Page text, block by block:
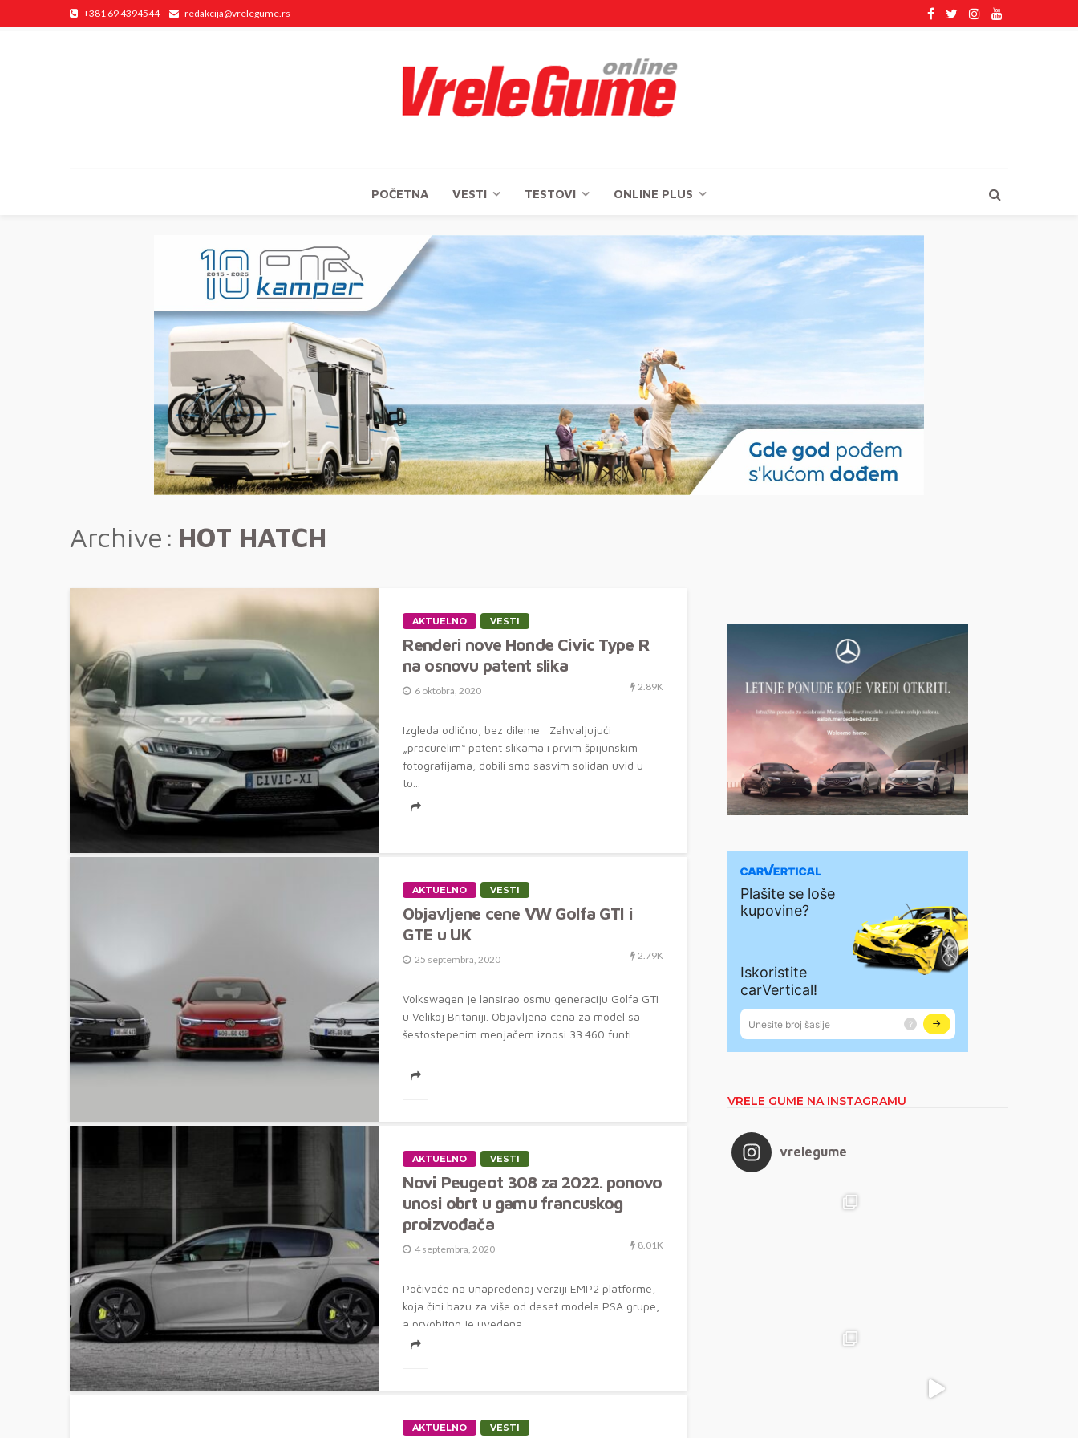
+381 69 4394544 redakcija@vrelegume.rs
POČETNA VESTI TESTOVI ONLINE PLUS
Archive HOT HATCH
AKTUELNO VESTI
Renderi nove Honde Civic Type R
na osnovu patent slika
6 oktobra, 2020 2.89K
Izgleda odlično, bez dileme Zahvaljujući
„procurelim“ patent slikama i prvim špijunskim
fotografijama, dobili smo sasvim solidan uvid u
to...
AKTUELNO VESTI
Objavljene cene VW Golfa GTI i
GTE u UK
25 septembra, 2020 2.79K
Volkswagen je lansirao osmu generaciju Golfa GTI
u Velikoj Britaniji. Objavljena cena za model sa
šestostepenim menjačem iznosi 33.460 funti...
AKTUELNO VESTI
Novi Peugeot 308 za 2022. ponovo
unosi obrt u gamu francuskog
proizvođača
4 septembra, 2020 8.01K
Počivaće na unapređenoj verziji EMP2 platforme,
koja čini bazu za više od deset modela PSA grupe,
a prvobitno je uvedena...
AKTUELNO VESTI
VRELE GUME NA INSTAGRAMU
vrelegume